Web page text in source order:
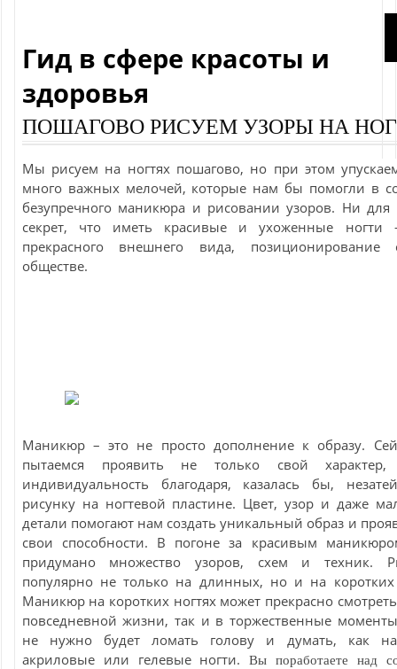
Гид в сфере красоты и
здоровья
ПОШАГОВО РИСУЕМ УЗОРЫ НА
Мы рисуем на ногтях пошагово, но при этом
много важных мелочей, которые нам бы помогли в
безупречного маникюра и рисовании узоров. Ни для
секрет, что иметь красивые и ухоженные ногти
прекрасного внешнего вида,
обществе.
Маникюр – это не просто дополнение к образу.
пытаемся проявить не только свой
индивидуальность благодаря, казалась бы,
рисунку на ногтевой пластине. Цвет, узор и даже
детали помогают нам создать уникальный образ и
свои способности. В погоне за красивым
придумано множество узоров, схем и техник.
популярно не только на длинных, но и на коротких
Маникюр на коротких ногтях может прекрасно
повседневной жизни, так и в торжественные
не нужно будет ломать голову и думать, как
акриловые или гелевые ногти.Вы поработаете над